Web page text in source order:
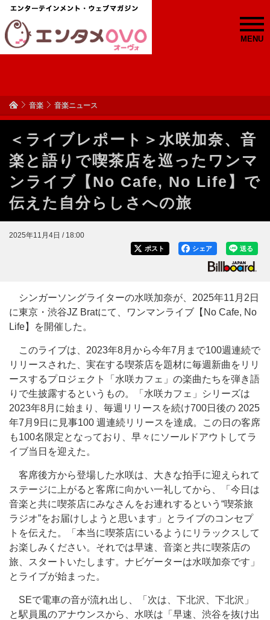
MENU
音楽 音楽ニュース
＜ライブレポート＞水咲加奈、音
楽と語りで喫茶店を巡ったワンマ
ンライブ【No Cafe, No Life】で
伝えた自分らしさへの旅
2025年11月4日 / 18:00
送る
シェア
ポスト
シンガーソングライターの水咲加奈が、2025年11月2日
に東京・渋谷JZ Bratにて、ワンマンライブ【No Cafe, No
Life】を開催した。
このライブは、2023年8月から今年7月まで100週連続で
リリースされた、実在する喫茶店を題材に毎週新曲をリリ
ースするプロジェクト「水咲カフェ」の楽曲たちを弾き語
りで生披露するというもの。「水咲カフェ」シリーズは
2023年8月に始まり、毎週リリースを続け700日後の 2025
年7月9日に見事100 週連続リリースを達成。この日の客席
も100名限定となっており、早々にソールドアウトしてラ
イブ当日を迎えた。
客席後方から登場した水咲は、大きな拍手に迎えられて
ステージに上がると客席に向かい一礼してから、「今日は
音楽と共に喫茶店にみなさんをお連れするという“喫茶旅
ラジオ”をお届けしようと思います」とライブのコンセプ
トを伝えた。「本当に喫茶店にいるようにリラックスして
お楽しみください。それでは早速、音楽と共に喫茶店の
旅、スタートいたします。ナビゲーターは水咲加奈です」
とライブが始まった。
SEで電車の音が流れ出し、「次は、下北沢、下北沢」
と駅員風のアナウンスから、水咲は「早速、渋谷を抜け出